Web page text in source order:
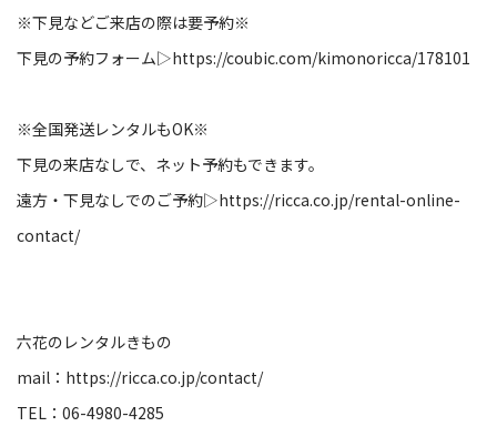
※下見などご来店の際は要予約※
下見の予約フォーム▷https://coubic.com/kimonoricca/178101
※全国発送レンタルもOK※
下見の来店なしで、ネット予約もできます。
遠方・下見なしでのご予約▷https://ricca.co.jp/rental-online-
contact/
六花のレンタルきもの
mail： https://ricca.co.jp/contact/
TEL：06-4980-4285